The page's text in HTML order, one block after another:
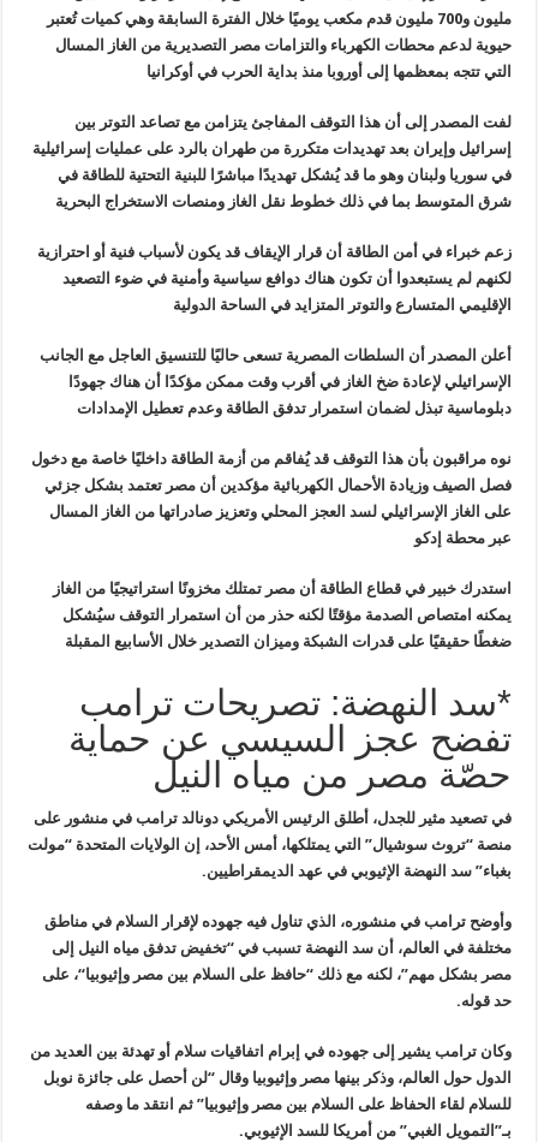
مليون و700 مليون قدم مكعب يوميًا خلال
الفترة السابقة وهي كميات تُعتبر
حيوية لدعم محطات الكهرباء والتزامات مصر
التصديرية من الغاز المسال
التي تتجه بمعظمها إلى أوروبا منذ بداية الحرب في أوكرانيا
لفت المصدر إلى أن هذا التوقف المفاجئ يتزامن مع تصاعد التوتر بين
إسرائيل وإيران بعد تهديدات متكررة من طهران بالرد على عمليات إسرائيلية
في سوريا ولبنان وهو ما قد يُشكل تهديدًا مباشرًا للبنية التحتية للطاقة في
شرق المتوسط بما في ذلك خطوط نقل الغاز ومنصات الاستخراج البحرية
زعم خبراء في أمن الطاقة أن قرار الإيقاف قد يكون لأسباب فنية أو احترازية
لكنهم لم يستبعدوا أن تكون هناك دوافع سياسية وأمنية في ضوء التصعيد
الإقليمي المتسارع والتوتر المتزايد في الساحة الدولية
أعلن المصدر أن السلطات المصرية تسعى حاليًا للتنسيق العاجل مع الجانب
الإسرائيلي لإعادة ضخ الغاز في أقرب وقت ممكن مؤكدًا أن هناك جهودًا
دبلوماسية تبذل لضمان استمرار تدفق الطاقة وعدم تعطيل الإمدادات
نوه مراقبون بأن هذا التوقف قد يُفاقم من أزمة الطاقة داخليًا خاصة مع دخول
فصل الصيف وزيادة الأحمال الكهربائية مؤكدين أن مصر تعتمد بشكل جزئي
على الغاز الإسرائيلي لسد العجز المحلي وتعزيز صادراتها من الغاز المسال
عبر محطة إدكو
استدرك خبير في قطاع الطاقة أن مصر تمتلك مخزونًا استراتيجيًا من الغاز
يمكنه امتصاص الصدمة مؤقتًا لكنه حذر من أن استمرار التوقف سيُشكل
ضغطًا حقيقيًا على قدرات الشبكة وميزان التصدير خلال الأسابيع المقبلة
*سد النهضة: تصريحات ترامب
تفضح عجز السيسي عن حماية
حصّة مصر من مياه النيل
في تصعيد مثير للجدل، أطلق الرئيس الأمريكي دونالد ترامب في منشور على
منصة “تروث سوشيال” التي يمتلكها، أمس الأحد، إن الولايات المتحدة “مولت
بغباء” سد النهضة الإثيوبي في عهد الديمقراطيين.
وأوضح ترامب في منشوره، الذي تناول فيه جهوده لإقرار السلام في مناطق
مختلفة في العالم، أن سد النهضة تسبب في “تخفيض تدفق مياه النيل إلى
مصر بشكل مهم”، لكنه مع ذلك “حافظ على السلام بين مصر وإثيوبيا“، على
حد قوله.
وكان ترامب يشير إلى جهوده في إبرام اتفاقيات سلام أو تهدئة بين العديد من
الدول حول العالم، وذكر بينها مصر وإثيوبيا وقال “لن أحصل على جائزة نوبل
للسلام لقاء الحفاظ على السلام بين مصر وإثيوبيا” ثم انتقد ما وصفه
بـ”التمويل الغبي” من أمريكا للسد الإثيوبي.